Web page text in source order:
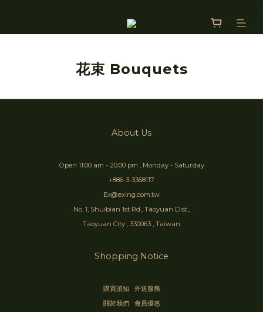
花束 Bouquets
About Us
Open 11:00 am - 20:00 pm , Monday - Saturday
+886-3-3368117
Ex@exing.com.tw
No. 1, Shuibian 1st Rd., Taoyuan Dist.,
Taoyuan City , 330063 , Taiwan
Shopping Notice
購買須知
外送服務
關於我們
會員優惠